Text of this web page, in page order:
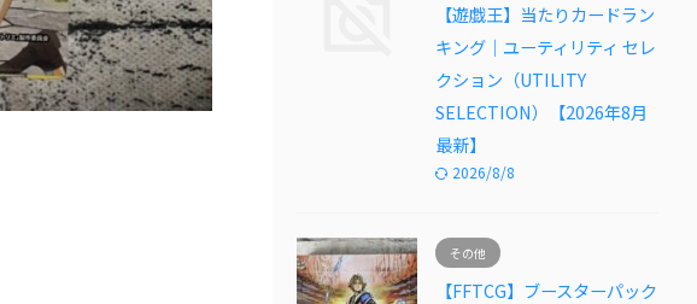
【遊戯王】当たりカードラン
キング｜ユーティリティ セレ
クション（UTILITY
SELECTION）【2026年8月
最新】
2026/8/8
その他
【FFTCG】ブースターパック